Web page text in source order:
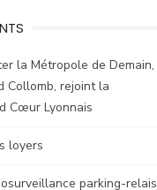
la Métropole de Demain,
Collomb, rejoint la
Cœur Lyonnais
loyers
parking-relais